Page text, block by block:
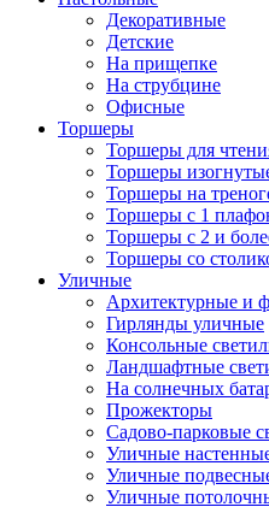
Декоративные
Детские
На прищепке
На струбцине
Офисные
Торшеры
Торшеры для
Торшеры
Торшеры на
Торшеры с 1
Торшеры с 2 и
Торшеры со
Уличные
Архитектурные и
Гирлянды уличные
Консольные
Ландшафтные
На солнечных
Прожекторы
Садово-парковые
Уличные
Уличные
Уличные